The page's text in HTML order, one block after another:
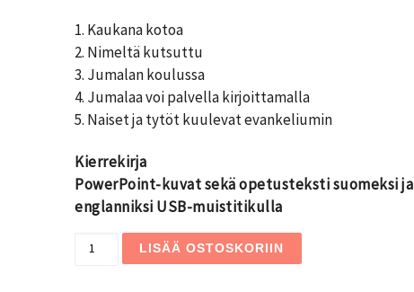
1. Kaukana kotoa
2. Nimeltä kutsuttu
3. Jumalan koulussa
4. Jumalaa voi palvella kirjoittamalla
5. Naiset ja tytöt kuulevat evankeliumin
Kierrekirja
PowerPoint-kuvat sekä opetusteksti suomeksi ja
englanniksi USB-muistitikulla
Tabeeba määrä
LISÄÄ OSTOSKORIIN